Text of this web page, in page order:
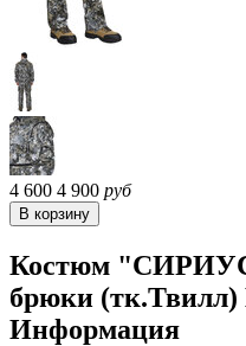
4 600 4 900 руб
Костюм
брюки
Информация